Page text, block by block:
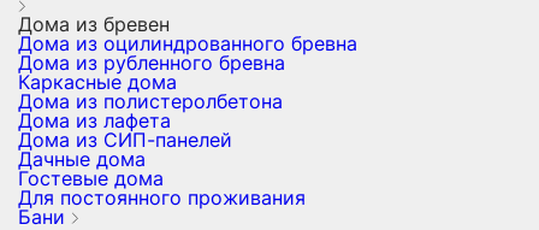
Дома из бревен
Дома из оцилиндрованного бревна
Дома из рубленного бревна
Каркасные дома
Дома из полистеролбетона
Дома из лафета
Дома из СИП-панелей
Дачные дома
Гостевые дома
Для постоянного проживания
Бани